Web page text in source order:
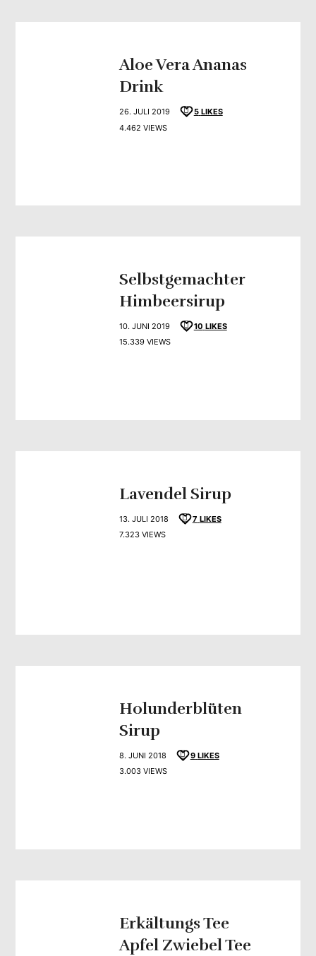
Aloe Vera Ananas
Drink
26. JULI 2019 5 LIKES
4.462 VIEWS
Selbstgemachter
Himbeersirup
10. JUNI 2019 10 LIKES
15.339 VIEWS
Lavendel Sirup
13. JULI 2018 7 LIKES
7.323 VIEWS
Holunderblüten
Sirup
8. JUNI 2018 9 LIKES
3.003 VIEWS
Erkältungs Tee
Apfel Zwiebel Tee